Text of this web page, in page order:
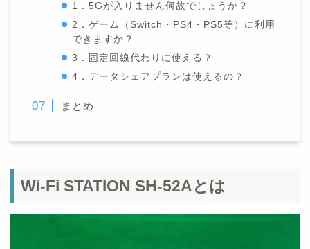
1．5Gが入りません何故でしょうか？
2．ゲーム（Switch・PS4・PS5等）に利用
できますか？
3．固定回線代わりに使える？
4．データシェアプランは使えるの？
まとめ
Wi-Fi STATION SH-52Aとは